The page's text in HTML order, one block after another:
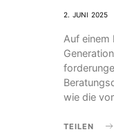
2. JUNI 2025
Auf einem
wie die
TEILEN